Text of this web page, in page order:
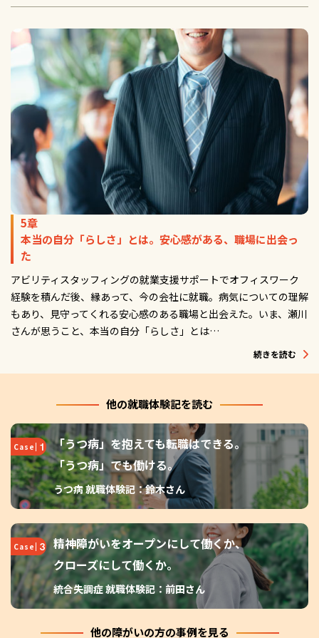
5章
本当の自分「らしさ」とは。安心感がある、職場に出会っ
た
アビリティスタッフィングの就業支援サポートでオフィスワーク
経験を積んだ後、縁あって、今の会社に就職。病気についての理解
もあり、見守ってくれる安心感のある職場と出会えた。いま、瀬川
さんが思うこと、本当の自分「らしさ」とは…
続きを読む
他の就職体験記を読む
Case 1
「うつ病」を抱えても転職はできる。
「うつ病」でも働ける。
うつ病 就職体験記：鈴木さん
Case 3
精神障がいをオープンにして働くか、
クローズにして働くか。
統合失調症 就職体験記：前田さん
他の障がいの方の事例を見る